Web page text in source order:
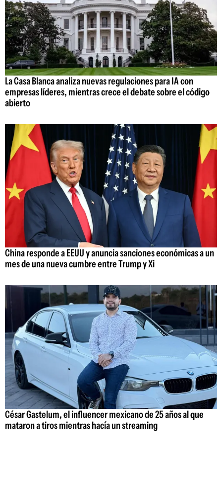
La Casa Blanca analiza nuevas regulaciones para IA con
empresas líderes, mientras crece el debate sobre el código
abierto
China responde a EEUU y anuncia sanciones económicas a un
mes de una nueva cumbre entre Trump y Xi
César Gastelum, el influencer mexicano de 25 años al que
mataron a tiros mientras hacía un streaming